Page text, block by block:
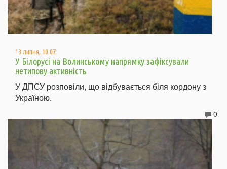
13 липня, 10:07
У Білорусі на Волинському напрямку зафіксували
нетипову активність
У ДПСУ розповіли, що відбувається біля кордону з
Україною.
0